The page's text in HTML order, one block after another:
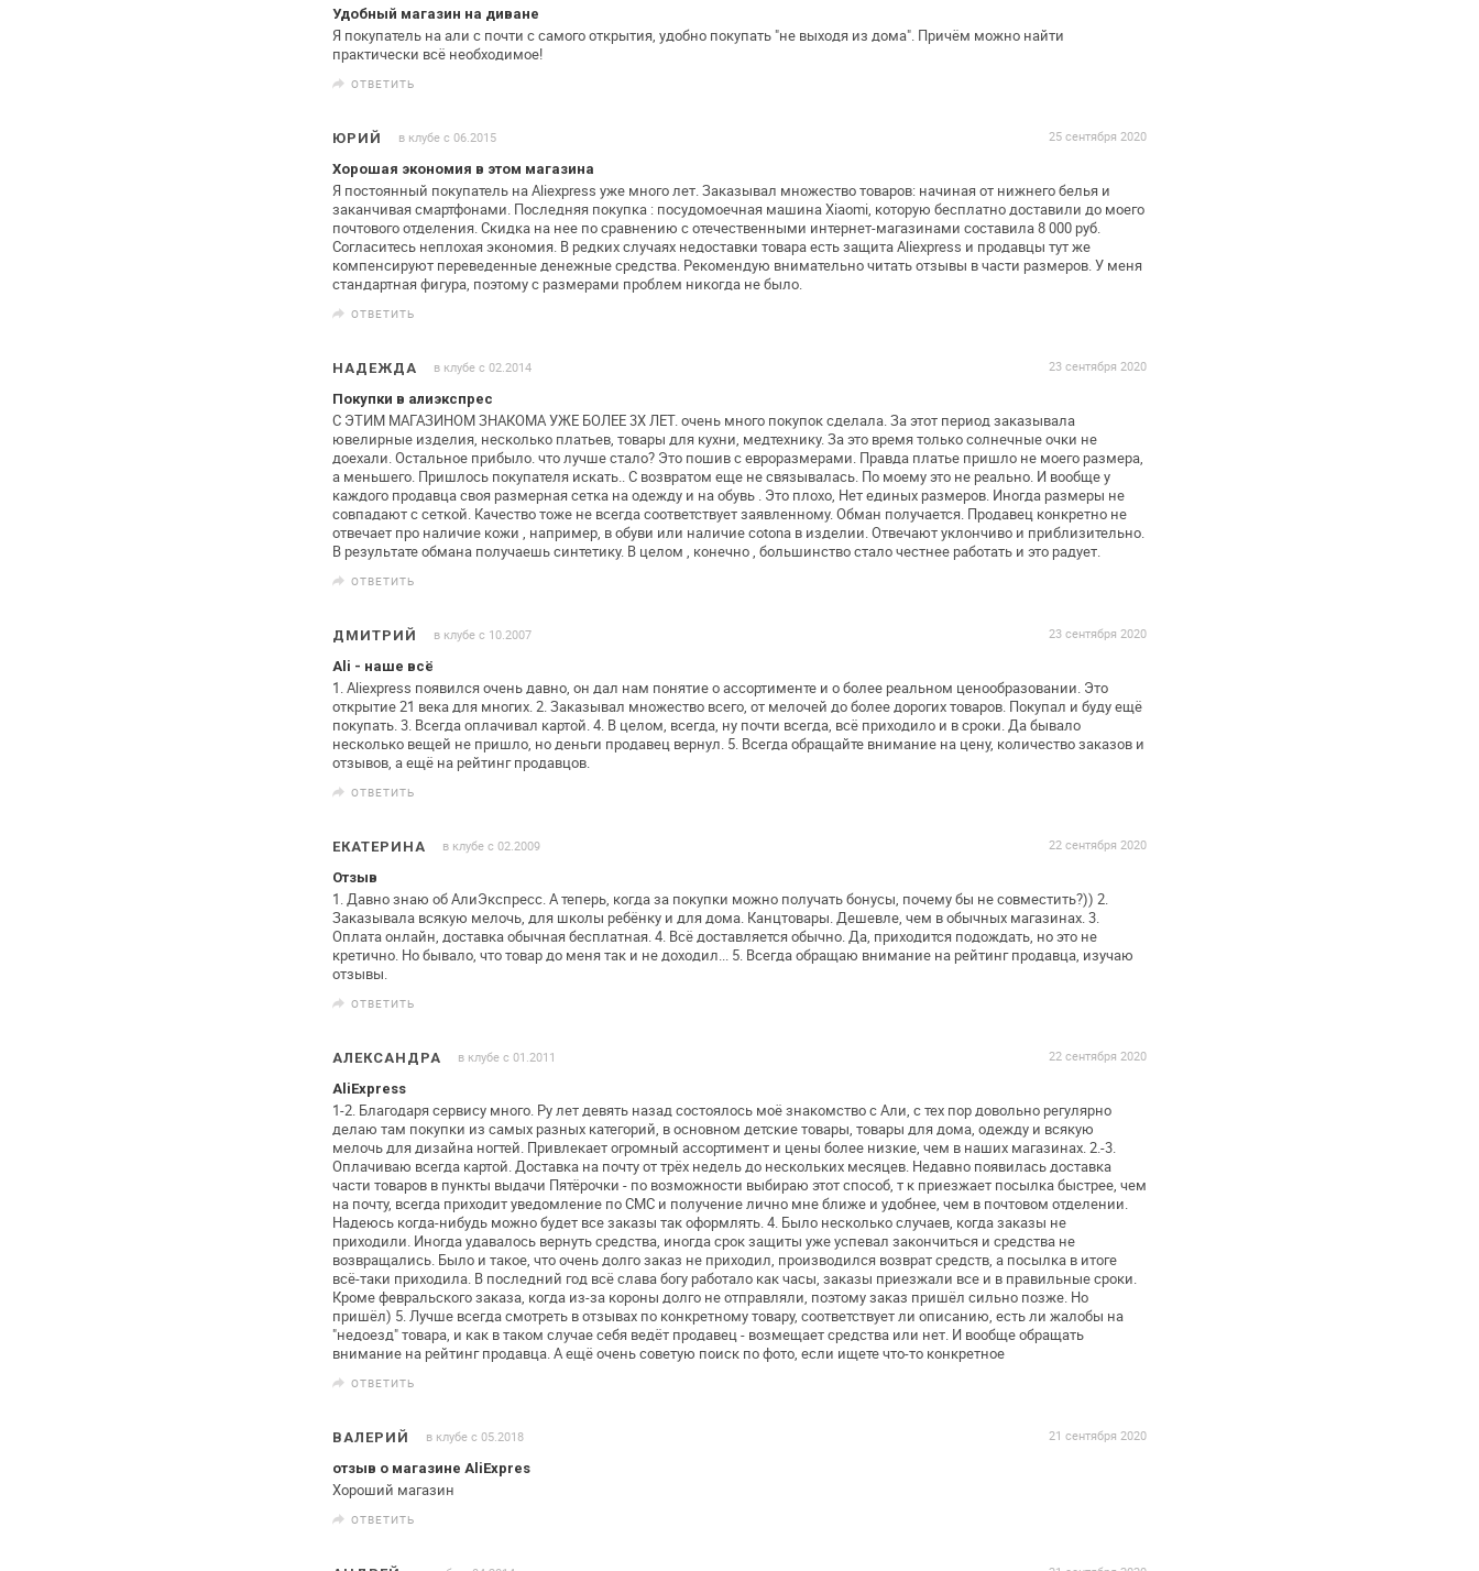
Удобный магазин на диване
Я покупатель на али с почти с самого открытия, удобно покупать "не выходя из дома". Причём можно найти
практически всё необходимое!
ОТВЕТИТЬ
ЮРИЙ в клубе с 06.2015
25 сентября 2020
Хорошая экономия в этом магазина
Я постоянный покупатель на Aliexpress уже много лет.Заказывал множество товаров: начиная от нижнего белья и
заканчивая смартфонами. Последняя покупка : посудомоечная машина Xiaomi, которую бесплатно доставили до моего
почтового отделения. Скидка на нее по сравнению сотечественными интернет-магазинами составила 8 000 руб.
Согласитесь неплохая экономия. В редких случаях недоставки товара есть защита Aliexpress и продавцы тут же
компенсируют переведенные денежные средства. Рекомендую внимательночитать отзывы в части размеров. У меня
стандартная фигура, поэтому с размерами проблем никогда не было.
ОТВЕТИТЬ
НАДЕЖДА в клубе с 02.2014
23 сентября 2020
Покупки в алиэкспрес
С ЭТИМ МАГАЗИНОМ ЗНАКОМА УЖЕ БОЛЕЕ 3Х ЛЕТ. очень много покупок сделала. За этот период заказывала
ювелирные изделия, несколько платьев, товары для кухни, медтехнику. Заэто время только солнечные очки не
доехали. Остальное прибыло. что лучше стало? Это пошив с евроразмерами. Правда платье пришло не моего размера,
а меньшего. Пришлось покупателя искать.. С возвратом еще не связывалась. По моемуэто не реально. И вообще у
каждого продавца своя размернаясетка на одежду и на обувь . Это плохо, Нет единых размеров. Иногда размеры не
совпадают с сеткой. Качество тоже не всегда соответствует заявленному. Обман получается. Продавец конкретно не
отвечает про наличие кожи , например, в обуви или наличие cotona в изделии. Отвечают уклончиво и приблизительно.
В результате обмана получаешь синтетику. В целом , конечно , большинство стало честнее работать и это радует.
ОТВЕТИТЬ
ДМИТРИЙ в клубе с 10.2007
23 сентября 2020
Ali - наше всё
1. Aliexpress появился очень давно, он дал нам понятие оассортименте и о более реальном ценообразовании. Это
открытие 21 века для многих.2. Заказывал множество всего, от мелочей до более дорогихтоваров. Покупал и буду ещё
покупать.3. Всегда оплачивал картой.4. В целом, всегда, ну почти всегда, всё приходило и всроки. Да бывало
несколько вещей не пришло, но деньги продавец вернул. 5. Всегда обращайте внимание на цену, количество заказов и
отзывов, а ещё на рейтинг продавцов.
ОТВЕТИТЬ
ЕКАТЕРИНА в клубе с 02.2009
22 сентября 2020
Отзыв
1. Давно знаю об АлиЭкспресс. А теперь, когда за покупки можно получать бонусы, почему бы не совместить?)) 2.
Заказывала всякую мелочь, для школы ребёнку и для дома. Канцтовары. Дешевле, чем в обычных магазинах.3.
Оплата онлайн, доставка обычная бесплатная.4. Всё доставляется обычно. Да, приходится подождать, но это не
кретично. Но бывало, что товар до меня так и недоходил... 5. Всегда обращаю внимание на рейтинг продавца, изучаю
отзывы.
ОТВЕТИТЬ
АЛЕКСАНДРА в клубе с 01.2011
22 сентября 2020
AliExpress
1-2. Благодаря сервису много. Ру лет девять назад состоялось моё знакомство с Али, с тех пор довольно регулярно
делаю там покупки из самых разных категорий, в основном детскиетовары, товары для дома, одежду и всякую
мелочь для дизайна ногтей. Привлекает огромный ассортимент и цены более низкие, чем в наших магазинах.2.-3.
Оплачиваю всегда картой. Доставка на почту от трёх недель до нескольких месяцев. Недавно появилась доставка
части товаров в пункты выдачи Пятёрочки - по возможности выбираю этот способ, т к приезжает посылка быстрее, чем
на почту, всегда приходит уведомление по СМС и получение лично мне ближе и удобнее, чем в почтовом отделении.
Надеюсь когда-нибудь можно будет все заказы так оформлять.4. Было несколько случаев, когда заказы не
приходили. Иногдаудавалось вернуть средства, иногда срок защиты уже успевал закончиться и средства не
возвращались. Было и такое, чтоочень долго заказ не приходил, производился возврат средств, а посылка в итоге
всё-таки приходила. В последний год всёслава богу работало как часы, заказы приезжали все и в правильные сроки.
Кроме февральского заказа, когда из-за короны долго не отправляли, поэтому заказ пришёл сильно позже. Но
пришёл) 5. Лучше всегда смотреть в отзывах по конкретному товару, соответствует ли описанию, есть ли жалобы на
"недоезд"товара, и как в таком случае себя ведёт продавец - возмещаетсредства или нет. И вообще обращать
внимание на рейтингпродавца.А ещё очень советую поиск по фото, если ищете что-то конкретное
ОТВЕТИТЬ
ВАЛЕРИЙ в клубе с 05.2018
21 сентября 2020
отзыв о магазине AliExpres
Хороший магазин
ОТВЕТИТЬ